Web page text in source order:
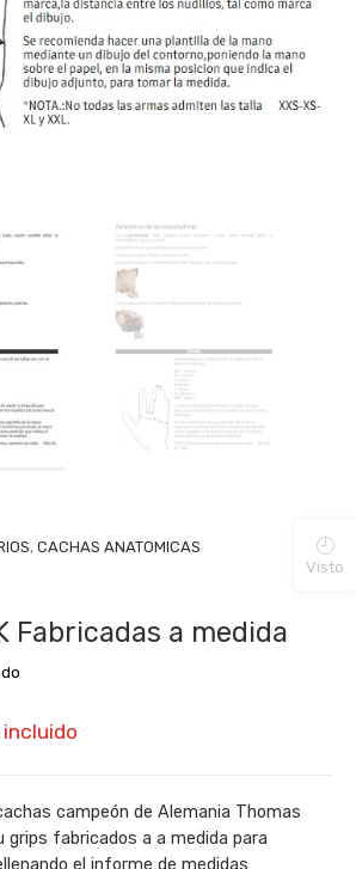
, CACHAS ANATOMICAS
Fabricadas a medida
incluido
campeón de Alemania Thomas
grips fabricados a a medida para
el informe de medidas
Visto